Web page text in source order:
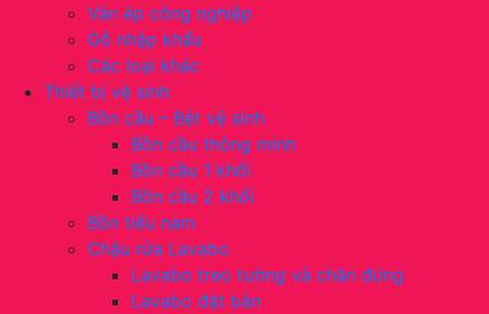
Ván ép công nghiệp
Gỗ nhập khẩu
Các loại khác
Thiết bị vệ sinh
Bồn cầu – Bệt vệ sinh
Bồn cầu thông minh
Bồn cầu 1 khối
Bồn cầu 2 khối
Bồn tiểu nam
Chậu rửa Lavabo
Lavabo treo tường và chân đứng
Lavabo đặt bàn